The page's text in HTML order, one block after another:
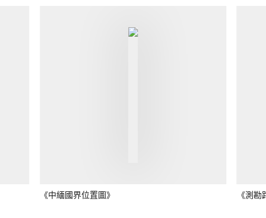
《中緬國界位置圖》 《測